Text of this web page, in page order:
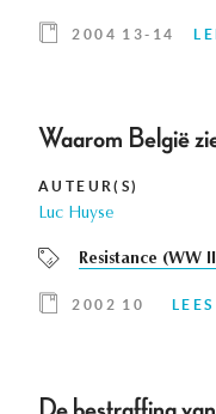
2004 13-14
Waarom België
AUTEUR(S)
Luc Huyse
Resistance (WW
2002 10